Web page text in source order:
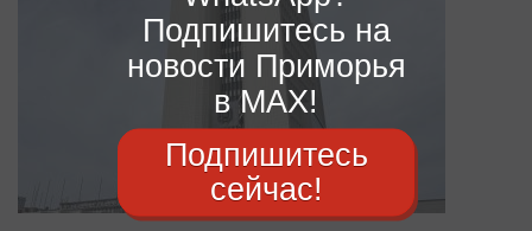
Подпишитесь на
новости Приморья
в MAX!
Подпишитесь
сейчас!